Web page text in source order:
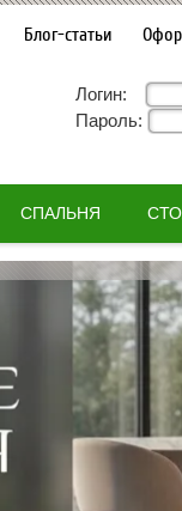
Блог-статьи
Логин:
Пароль:
СПАЛЬНЯ